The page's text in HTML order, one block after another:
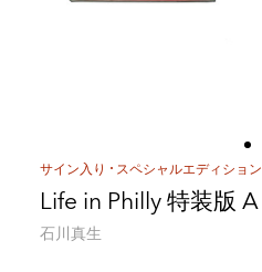
サイン入り スペシャルエディション
Life in Philly 特装版 A
石川真生